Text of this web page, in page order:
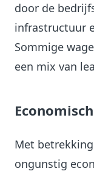
door de
infrastructuur
Sommige
een mix van
Met
ongunstig